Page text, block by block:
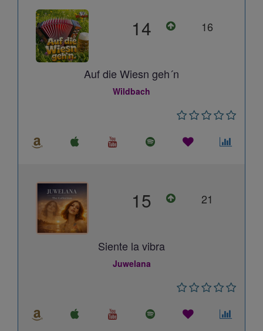
14 16
Auf die Wiesn geh´n
Wildbach
15 21
Siente la vibra
Juwelana